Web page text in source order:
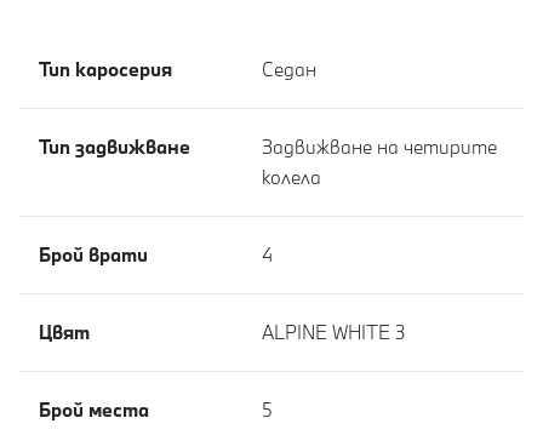
Тип каросерия Седан
Тип задвижване
Задвижване на четирите
колела
Брой врати 4
Цвят ALPINE WHITE 3
Брой места 5